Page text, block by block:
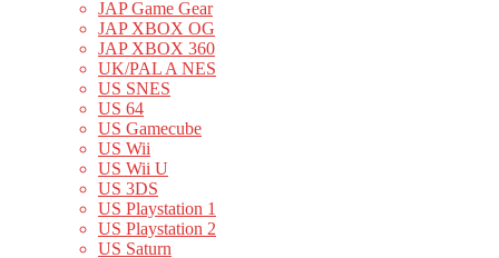
JAP Game Gear
JAP XBOX OG
JAP XBOX 360
UK/PAL A NES
US SNES
US 64
US Gamecube
US Wii
US Wii U
US 3DS
US Playstation 1
US Playstation 2
US Saturn